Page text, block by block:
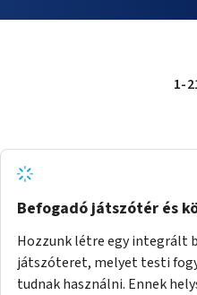
1-
Befogadó játszótér és
Hozzunk létre egy integrált
játszóteret, melyet testi
tudnak használni. Ennek